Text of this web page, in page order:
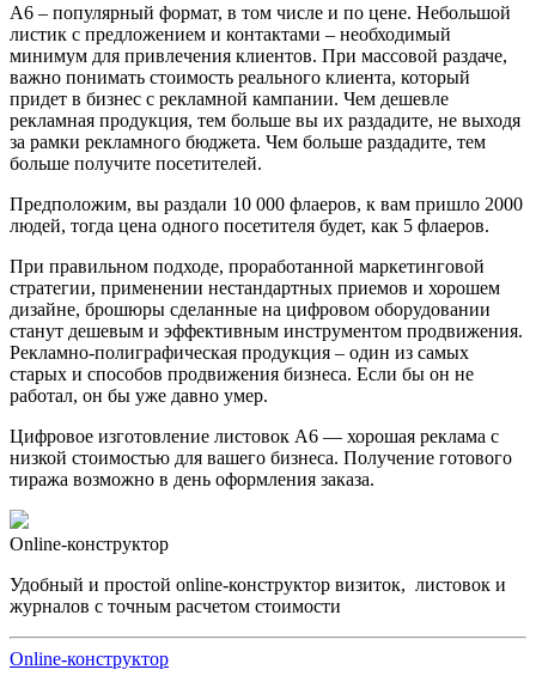
А6 – популярный формат, в том числе и по цене. Небольшой
листик с предложением и контактами – необходимый
минимум для привлечения клиентов. При массовой раздаче,
важно понимать стоимость реального клиента, который
придет в бизнес с рекламной кампании. Чем дешевле
рекламная продукция, тем больше вы их раздадите, не выходя
за рамки рекламного бюджета. Чем больше раздадите, тем
больше получите посетителей.
Предположим, вы раздали 10 000 флаеров, к вам пришло 2000
людей, тогда цена одного посетителя будет, как 5 флаеров.
При правильном подходе, проработанной маркетинговой
стратегии, применении нестандартных приемов и хорошем
дизайне, брошюры сделанные на цифровом оборудовании
станут дешевым и эффективным инструментом продвижения.
Рекламно-полиграфическая продукция – один из самых
старых и способов продвижения бизнеса. Если бы он не
работал, он бы уже давно умер.
Цифровое изготовление листовок А6 — хорошая реклама с
низкой стоимостью для вашего бизнеса. Получение готового
тиража возможно в день оформления заказа.
Online-конструктор
Удобный и простой online-конструктор визиток, листовок и
журналов с точным расчетом стоимости
Online-конструктор